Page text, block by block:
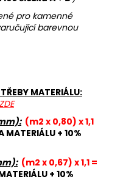
pro kamenné
barevnou
MATERIÁLU:
(m2 x 0,80) x 1,1
+ 10%
(m2 x 0,67) x 1,1 =
+ 10%